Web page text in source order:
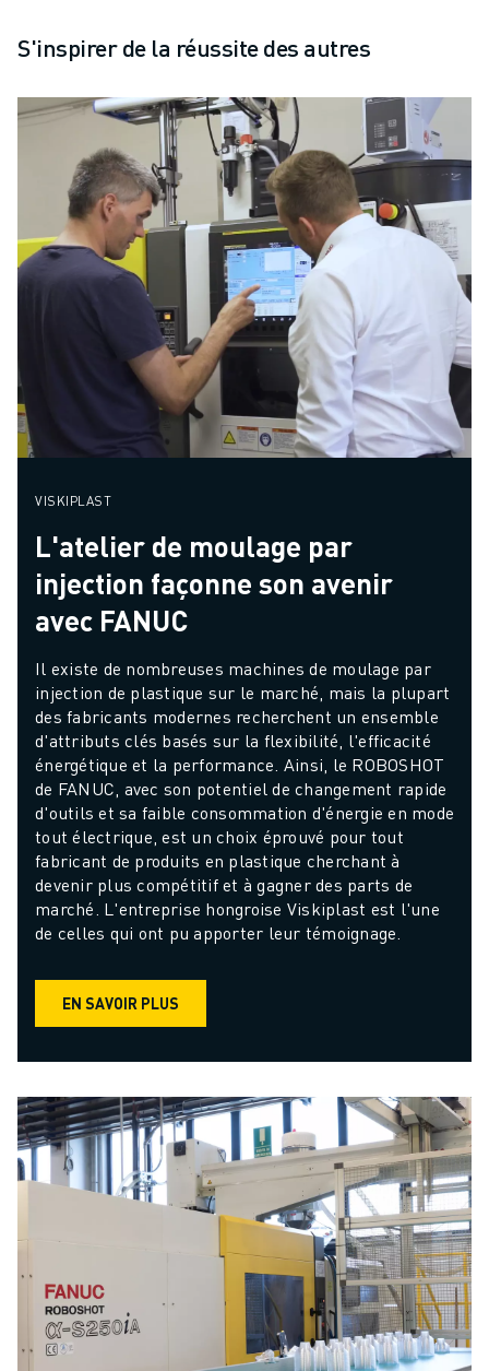
S'inspirer de la réussite des autres
VISKIPLAST
L'atelier de moulage par
injection façonne son avenir
avec FANUC
Il existe de nombreuses machines de moulage par
injection de plastique sur le marché, mais la plupart
des fabricants modernes recherchent un ensemble
d'attributs clés basés sur la flexibilité, l'efficacité
énergétique et la performance. Ainsi, le ROBOSHOT
de FANUC, avec son potentiel de changement rapide
d'outils et sa faible consommation d'énergie en mode
tout électrique, est un choix éprouvé pour tout
fabricant de produits en plastique cherchant à
devenir plus compétitif et à gagner des parts de
marché. L'entreprise hongroise Viskiplast est l'une
de celles qui ont pu apporter leur témoignage.
EN SAVOIR PLUS